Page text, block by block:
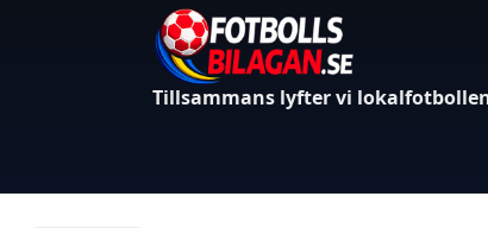
Tillsammans lyfter vi